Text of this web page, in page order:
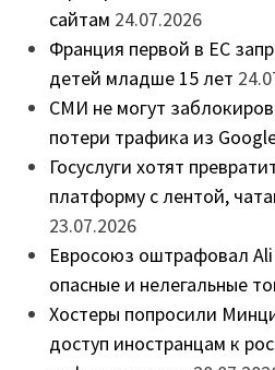
сайтам 24.07.2026
Франция первой в ЕС
детей младше 15 лет
СМИ не могут
потери трафика из
Госуслуги хотят
платформу с лентой,
23.07.2026
Евросоюз оштрафовал
опасные и нелегальные
Хостеры попросили
доступ иностранцам к